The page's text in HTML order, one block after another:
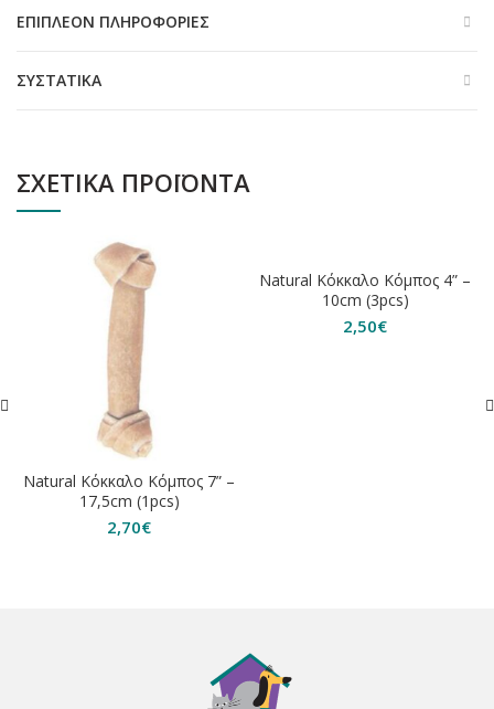
ΕΠΙΠΛΈΟΝ ΠΛΗΡΟΦΟΡΊΕΣ
ΣΥΣΤΑΤΙΚΆ
ΣΧΕΤΙΚΆ ΠΡΟΪΌΝΤΑ
Natural Κόκκαλο Κόμπος 7” –
17,5cm (1pcs)
2,70€
Natural Κόκκαλο Κόμπος 4” –
10cm (3pcs)
2,50€